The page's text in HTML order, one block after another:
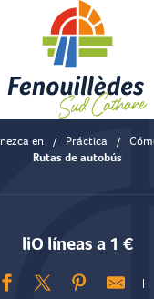
en Práctica
Rutas de autobús
liO líneas a 1 €